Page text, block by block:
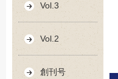
Vol.3
Vol.2
創刊号